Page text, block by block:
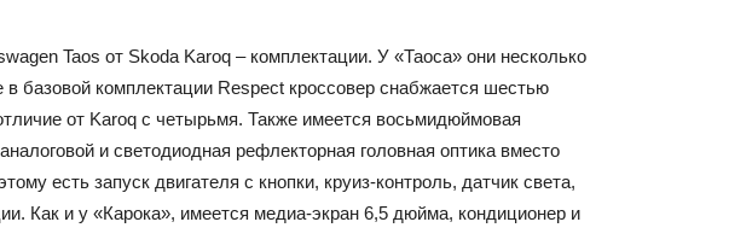
Taos от Skoda Karoq – комплектации. У «Таоса» они несколько
в базовой комплектации Respect кроссовер снабжается шестью
от Karoq с четырьмя. Также имеется восьмидюймовая
и светодиодная рефлекторная головная оптика вместо
есть запуск двигателя с кнопки, круиз-контроль, датчик света,
Как и у «Карока», имеется медиа-экран 6,5 дюйма, кондиционер и